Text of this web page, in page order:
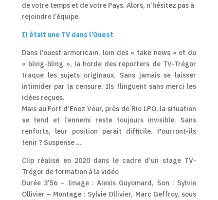
de votre temps et de votre Pays. Alors, n’hésitez pas à
rejoindre l’équipe.
Il était une TV dans l’Ouest
Dans l’ouest armoricain, loin des « fake news » et du
« bling-bling », la horde des reporters de TV-Trégor
traque les sujets originaux. Sans jamais se laisser
intimider par la censure, Ils flinguent sans merci les
idées reçues.
Mais au Fort d’Enez Veur, près de Rio LPO, la situation
se tend et l’ennemi reste toujours invisible. Sans
renforts, leur position parait difficile. Pourront-ils
tenir ? Suspense …
Clip réalisé en 2020 dans le cadre d’un stage TV-
Trégor de formation à la vidéo
Durée 3’56 – Image : Alexis Guyomard, Son : Sylvie
Ollivier – Montage : Sylvie Ollivier, Marc Geffroy, sous